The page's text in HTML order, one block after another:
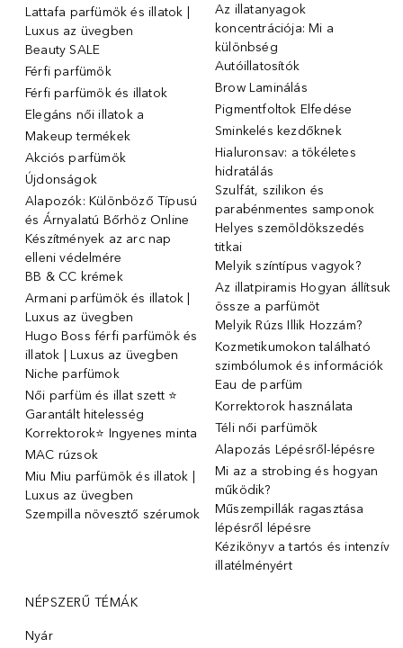
Lattafa parfümök és illatok |
Luxus az üvegben
Beauty SALE
Férfi parfümök
Férfi parfümök és illatok
Elegáns női illatok ️a
Makeup termékek
Akciós parfümök
Újdonságok
Alapozók: Különböző Típusú
és Árnyalatú Bőrhöz Online
Készítmények az arc nap
elleni védelmére
BB & CC krémek
Armani parfümök és illatok |
Luxus az üvegben
Hugo Boss férfi parfümök és
illatok | Luxus az üvegben
Niche parfümok
Női parfüm és illat szett ⭐
Garantált hitelesség
Korrektorok⭐ Ingyenes minta
MAC rúzsok
Miu Miu parfümök és illatok |
Luxus az üvegben
Szempilla növesztő szérumok
Az illatanyagok
koncentrációja: Mi a
különbség
Autóillatosítók
Brow Laminálás
Pigmentfoltok Elfedése
Sminkelés kezdőknek
Hialuronsav: a tökéletes
hidratálás
Szulfát, szilikon és
parabénmentes samponok
Helyes szemöldökszedés
titkai
Melyik színtípus vagyok?
Az illatpiramis Hogyan állítsuk
össze a parfümöt
Melyik Rúzs Illik Hozzám?
Kozmetikumokon található
szimbólumok és információk
Eau de parfüm
Korrektorok használata
Téli női parfümök
Alapozás Lépésről-lépésre
Mi az a strobing és hogyan
működik?
Műszempillák ragasztása
lépésről lépésre
Kézikönyv a tartós és intenzív
illatélményért
NÉPSZERŰ TÉMÁK
Nyár